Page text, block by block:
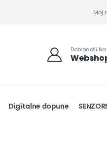
Moj
Dobrodoši Na
Digitalne dopune